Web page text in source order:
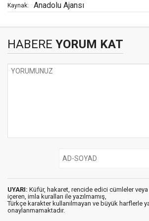
Kaynak: Anadolu Ajansı
HABERE YORUM KAT
UYARI: Küfür, hakaret, rencide edici cümleler veya
içeren, imla kuralları ile yazılmamış,
Türkçe karakter kullanılmayan ve büyük harflerle
onaylanmamaktadır.